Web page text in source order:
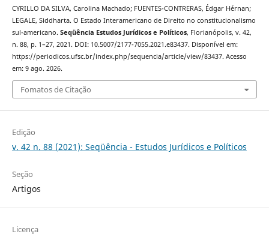
CYRILLO DA SILVA, Carolina Machado; FUENTES-CONTRERAS, Édgar Hérnan;
LEGALE, Siddharta. O Estado Interamericano de Direito no constitucionalismo
sul-americano. Seqüência Estudos Jurídicos e Políticos, Florianópolis, v. 42,
n. 88, p. 1–27, 2021. DOI: 10.5007/2177-7055.2021.e83437. Disponível em:
https://periodicos.ufsc.br/index.php/sequencia/article/view/83437. Acesso
em: 9 ago. 2026.
Fomatos de Citação
Edição
v. 42 n. 88 (2021): Seqüência - Estudos Jurídicos e Políticos
Seção
Artigos
Licença